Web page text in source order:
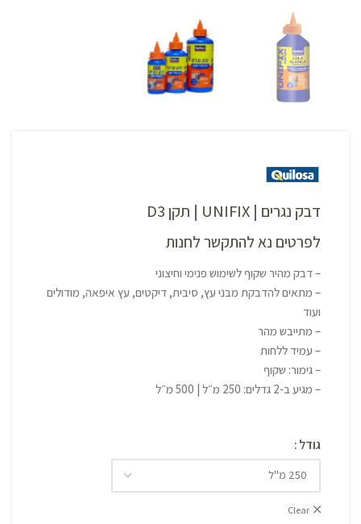
דבק נגרים | UNIFIX | תקן D3
לפרטים נא להתקשר לחנות
– דבק מהיר שקוף לשימוש פנימי וחיצוני
– מתאים להדבקת מבני עץ, סיבית, דיקטים, עץ איפאה, מודולים
ועוד
– מתייבש מהר
– עמיד ללחות
– גימור: שקוף
– מגיע ב-2 גדלים: 250 מ״ל | 500 מ״ל
גודל
Clear